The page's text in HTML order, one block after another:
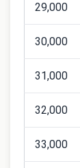
29,000
30,000
31,000
32,000
33,000